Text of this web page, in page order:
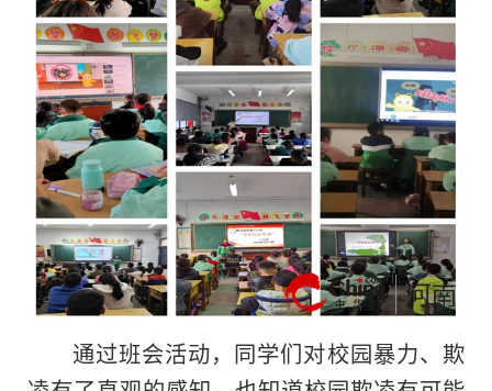
通过班会活动，同学们对校园暴力、欺